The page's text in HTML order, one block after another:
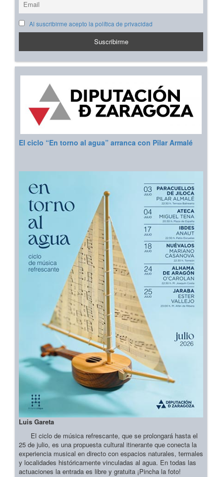
Al suscribirme acepto la política de privacidad
El ciclo “En torno al agua” arranca con Pilar Armalé
Luis Gareta
El ciclo de música refrescante, que se prolongará hasta el
25 de julio, es una propuesta cultural itinerante que conecta la
experiencia musical en directo con espacios naturales, termales
y localidades históricamente vinculadas al agua. En todas las
actuaciones la entrada es libre y gratuita ¡Pincha la foto!